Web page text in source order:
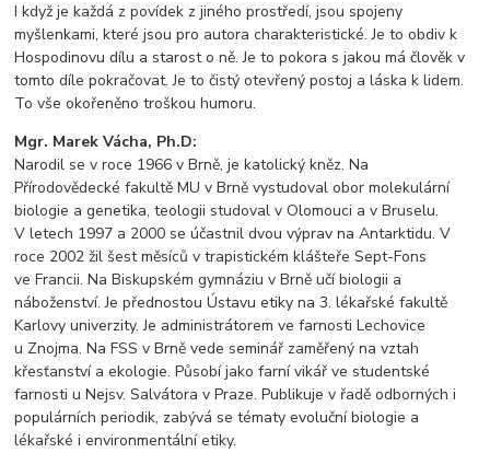
I když je každá z povídek z jiného prostředí, jsou spojeny
myšlenkami, které jsou pro autora charakteristické. Je to obdiv k
Hospodinovu dílu a starost o ně. Je to pokora s jakou má člověk v
tomto díle pokračovat. Je to čistý otevřený postoj a láska k lidem.
To vše okořeněno troškou humoru.
Mgr. Marek Vácha, Ph.D:
Narodil se v roce 1966 v Brně, je katolický kněz. Na
Přírodovědecké fakultě MU v Brně vystudoval obor molekulární
biologie a genetika, teologii studoval v Olomouci a v Bruselu.
V letech 1997 a 2000 se účastnil dvou výprav na Antarktidu. V
roce 2002 žil šest měsíců v trapistickém klášteře Sept-Fons
ve Francii. Na Biskupském gymnáziu v Brně učí biologii a
náboženství. Je přednostou Ústavu etiky na 3. lékařské fakultě
Karlovy univerzity. Je administrátorem ve farnosti Lechovice
u Znojma. Na FSS v Brně vede seminář zaměřený na vztah
křesťanství a ekologie. Působí jako farní vikář ve studentské
farnosti u Nejsv. Salvátora v Praze. Publikuje v řadě odborných i
populárních periodik, zabývá se tématy evoluční biologie a
lékařské i environmentální etiky.